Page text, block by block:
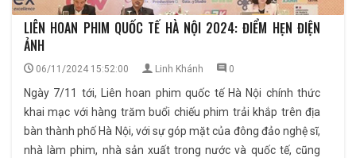
LIÊN HOAN PHIM QUỐC TẾ HÀ NỘI 2024: ĐIỂM HẸN ĐIỆN
ẢNH
06/11/2024 15:52:00 Linh Khánh 0
Ngày 7/11 tới, Liên hoan phim quốc tế Hà Nội chính thức
khai mạc với hàng trăm buổi chiếu phim trải khắp trên địa
bàn thành phố Hà Nội, với sự góp mặt của đông đảo nghệ sĩ,
nhà làm phim, nhà sản xuất trong nước và quốc tế, cũng